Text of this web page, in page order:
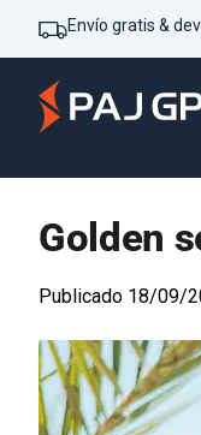
Envío gratis &
Golden
Publicado 18/09/